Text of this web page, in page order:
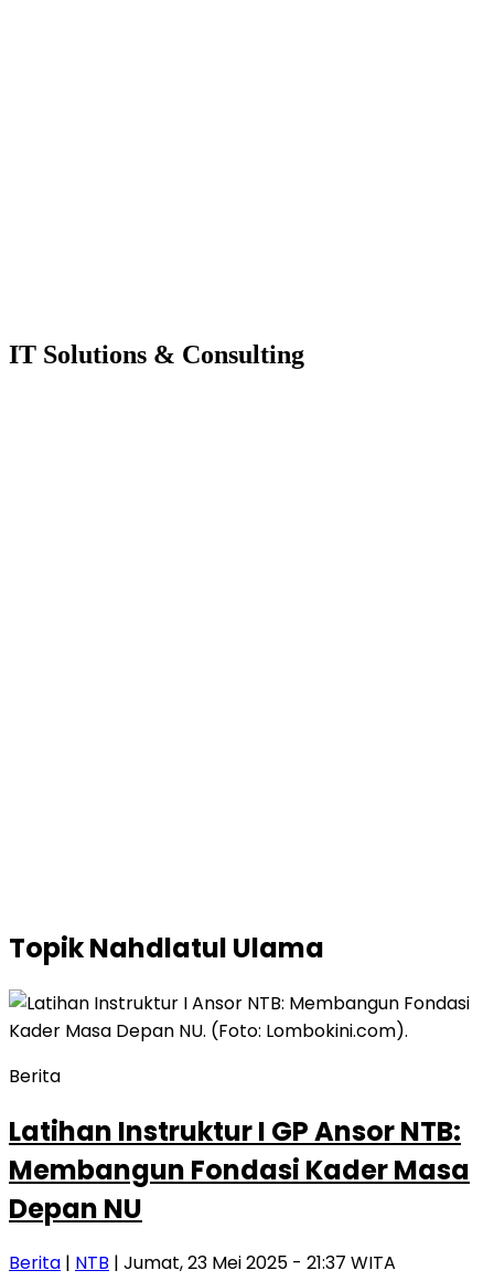
IT Solutions & Consulting
TopikNahdlatul Ulama
Berita
Latihan Instruktur I GP Ansor NTB:
Membangun Fondasi Kader Masa
Depan NU
Berita | NTB | Jumat, 23 Mei 2025 - 21:37 WITA